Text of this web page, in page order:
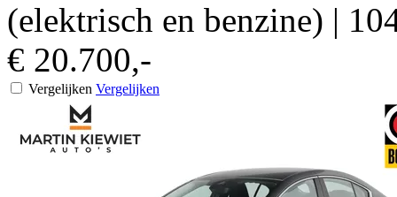
(elektrisch en benzine) |
€ 20.700,-
Vergelijken Vergelijken